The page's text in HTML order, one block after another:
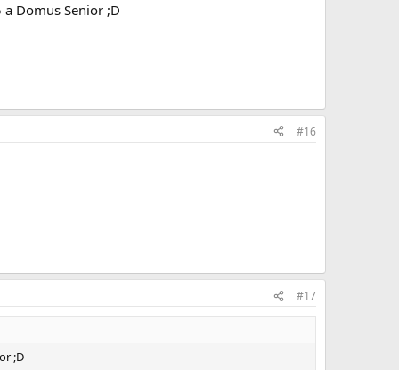
Domus Senior ;D
#16
#17
;D